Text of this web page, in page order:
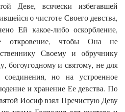
Деве, всячески избегавшей
о чистоте Своего девства,
Ей какое-либо оскорбление,
откровение, чтобы Она не
Своему и обручнику
богоугодному и святому, не для
соединения, но на устроенное
и хранение Ее девства. По
Иосиф взял Пречистую Деву